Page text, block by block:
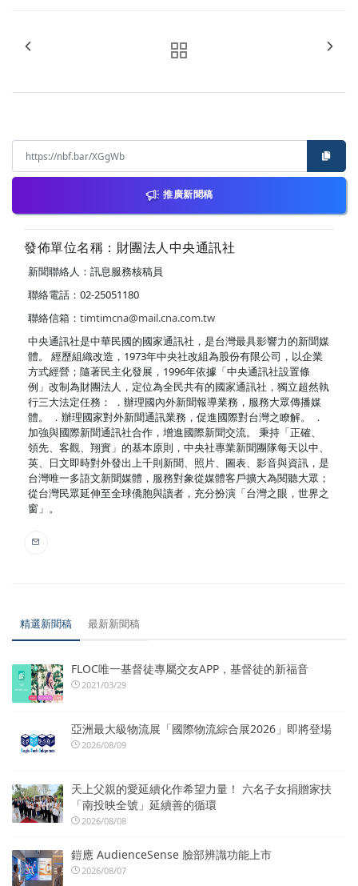
推廣新聞稿
發佈單位名稱：財團法人中央通訊社
新聞聯絡人：訊息服務核稿員
聯絡電話：02-25051180
聯絡信箱： timtimcna@mail.cna.com.tw
中央通訊社是中華民國的國家通訊社，是台灣最具影響力的新聞媒
體。 經歷組織改造，1973年中央社改組為股份有限公司，以企業
方式經營；隨著民主化發展，1996年依據「中央通訊社設置條
例」改制為財團法人，定位為全民共有的國家通訊社，獨立超然執
行三大法定任務： ．辦理國內外新聞報導業務，服務大眾傳播媒
體。 ．辦理國家對外新聞通訊業務，促進國際對台灣之瞭解。 ．
加強與國際新聞通訊社合作，增進國際新聞交流。 秉持「正確、
領先、客觀、翔實」的基本原則，中央社專業新聞團隊每天以中、
英、日文即時對外發出上千則新聞、照片、圖表、影音與資訊，是
台灣唯一多語文新聞媒體，服務對象從媒體客戶擴大為閱聽大眾；
從台灣民眾延伸至全球僑胞與讀者，充分扮演「台灣之眼，世界之
窗」。
精選新聞稿 最新新聞稿
FLOC唯一基督徒專屬交友APP，基督徒的新福音
2021/03/29
亞洲最大級物流展「國際物流綜合展2026」即將登場
2026/08/09
天上父親的愛延續化作希望力量！ 六名子女捐贈家扶
「南投映全號」延續善的循環
2026/08/08
鎧應 AudienceSense 臉部辨識功能上市
2026/08/07